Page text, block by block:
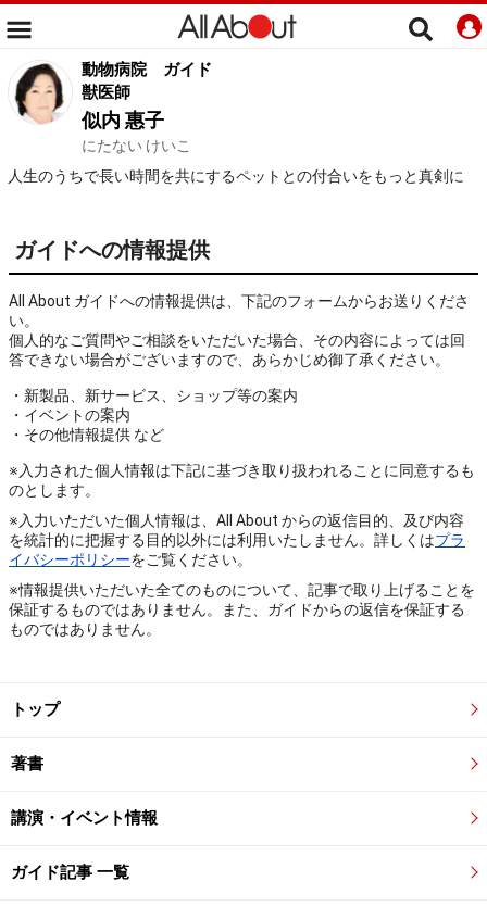
動物病院
ガイド
獣医師
似内 惠子
にたない けいこ
人生のうちで長い時間を共にするペットとの付合いをもっと真剣に
ガイドへの情報提供
All About ガイドへの情報提供は、下記のフォームからお送りくださ
い。
個人的なご質問やご相談をいただいた場合、その内容によっては回
答できない場合がございますので、あらかじめ御了承ください。
・新製品、新サービス、ショップ等の案内
・イベントの案内
・その他情報提供 など
※入力された個人情報は下記に基づき取り扱われることに同意するも
のとします。
※入力いただいた個人情報は、All About からの返信目的、及び内容
を統計的に把握する目的以外には利用いたしません。詳しくはプラ
イバシーポリシーをご覧ください。
※情報提供いただいた全てのものについて、記事で取り上げることを
保証するものではありません。また、ガイドからの返信を保証する
ものではありません。
トップ
著書
講演・イベント情報
ガイド記事 一覧